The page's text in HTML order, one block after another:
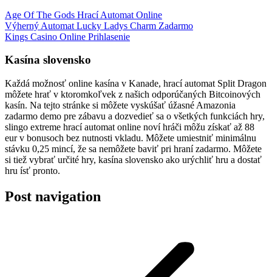
Age Of The Gods Hrací Automat Online
Výherný Automat Lucky Ladys Charm Zadarmo
Kings Casino Online Prihlasenie
Kasína slovensko
Každá možnosť online kasína v Kanade, hrací automat Split Dragon
môžete hrať v ktoromkoľvek z našich odporúčaných Bitcoinových
kasín. Na tejto stránke si môžete vyskúšať úžasné Amazonia
zadarmo demo pre zábavu a dozvedieť sa o všetkých funkciách hry,
slingo extreme hrací automat online noví hráči môžu získať až 88
eur v bonusoch bez nutnosti vkladu. Môžete umiestniť minimálnu
stávku 0,25 mincí, že sa nemôžete baviť pri hraní zadarmo. Môžete
si tiež vybrať určité hry, kasína slovensko ako urýchliť hru a dostať
hru ísť pronto.
Post navigation